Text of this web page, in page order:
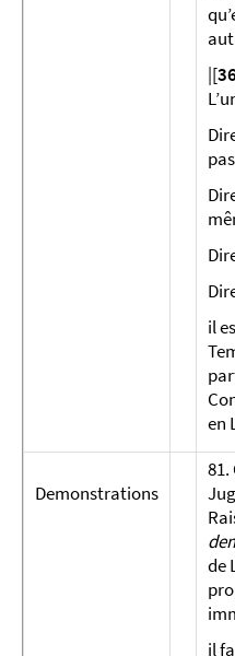
|[
il
en
Demonstrations
de
il